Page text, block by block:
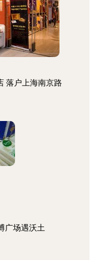
落户上海南京路
广场遇沃土